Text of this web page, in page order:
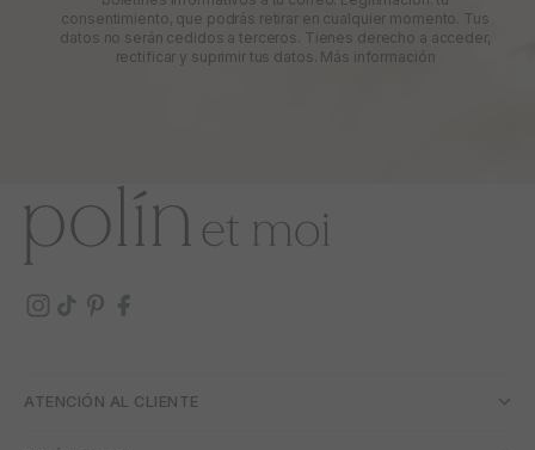
consentimiento, que podrás retirar en cualquier momento. Tus
datos no serán cedidos a terceros. Tienes derecho a acceder,
rectificar y suprimir tus datos. Más información
ATENCIÓN AL CLIENTE